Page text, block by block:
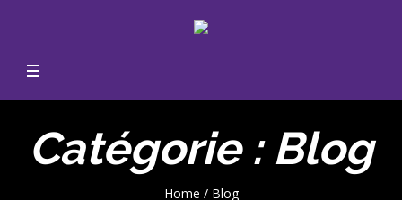
Catégorie :Blog
Home / Blog